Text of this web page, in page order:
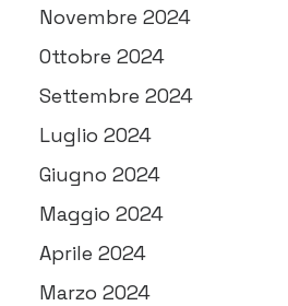
Novembre 2024
Ottobre 2024
Settembre 2024
Luglio 2024
Giugno 2024
Maggio 2024
Aprile 2024
Marzo 2024